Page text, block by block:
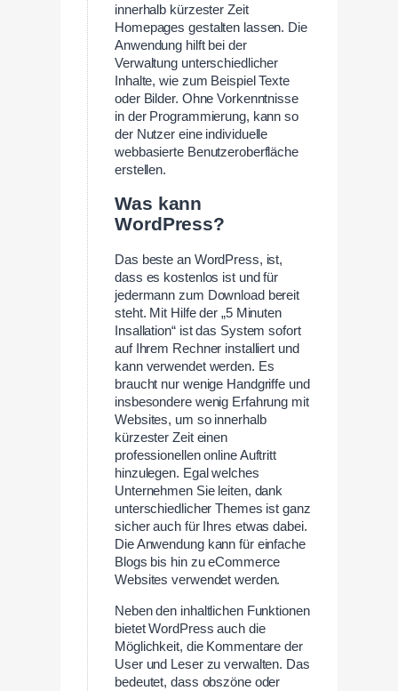
innerhalb kürzester Zeit
Homepages gestalten lassen. Die
Anwendung hilft bei der
Verwaltung unterschiedlicher
Inhalte, wie zum Beispiel Texte
oder Bilder. Ohne Vorkenntnisse
in der Programmierung, kann so
der Nutzer eine individuelle
webbasierte Benutzeroberfläche
erstellen.
Was kann
WordPress?
Das beste an WordPress, ist,
dass es kostenlos ist und für
jedermann zum Download bereit
steht. Mit Hilfe der „5 Minuten
Insallation“ ist das System sofort
auf Ihrem Rechner installiert und
kann verwendet werden. Es
braucht nur wenige Handgriffe und
insbesondere wenig Erfahrung mit
Websites, um so innerhalb
kürzester Zeit einen
professionellen online Auftritt
hinzulegen. Egal welches
Unternehmen Sie leiten, dank
unterschiedlicher Themes ist ganz
sicher auch für Ihres etwas dabei.
Die Anwendung kann für einfache
Blogs bis hin zu eCommerce
Websites verwendet werden.
Neben den inhaltlichen Funktionen
bietet WordPress auch die
Möglichkeit, die Kommentare der
User und Leser zu verwalten. Das
bedeutet, dass obszöne oder